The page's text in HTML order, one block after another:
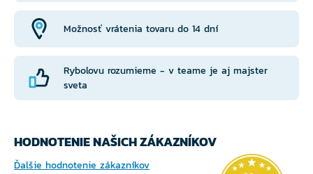
Možnosť vrátenia tovaru do 14 dní
Rybolovu rozumieme - v teame je aj majster
sveta
HODNOTENIE NAŠICH ZÁKAZNÍKOV
Ďalšie hodnotenie zákazníkov